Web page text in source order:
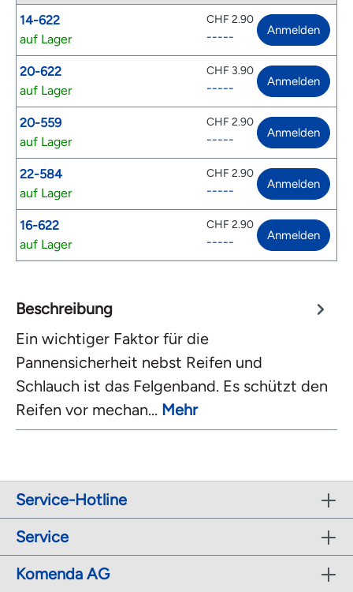
14-622
auf Lager
CHF 2.90
----- Anmelden
20-622
auf Lager
CHF 3.90
----- Anmelden
20-559
auf Lager
CHF 2.90
----- Anmelden
22-584
auf Lager
CHF 2.90
----- Anmelden
16-622
auf Lager
CHF 2.90
----- Anmelden
Beschreibung
Ein wichtiger Faktor für die
Pannensicherheit nebst Reifen und
Schlauch ist das Felgenband. Es schützt den
Reifen vor mechan… Mehr
Service-Hotline
Service
Komenda AG